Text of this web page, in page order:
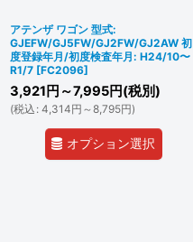
アテンザ ワゴン 型式:
GJEFW/GJ5FW/GJ2FW/GJ2AW 初
度登録年月/初度検査年月: H24/10〜
R1/7 [FC2096]
3,921 円 ～7,995円(税別)
(税込 : 4,314円 ～8,795円)
オプション選択